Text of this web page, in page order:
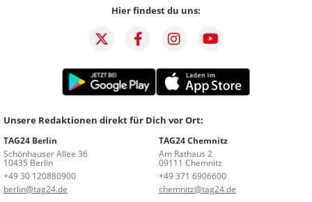
Hier findest du uns:
Unsere Redaktionen direkt für Dich vor Ort:
TAG24 Berlin
Schönhauser Allee 36
10435 Berlin
+49 30 120880900
berlin@tag24.de
TAG24 Chemnitz
Am Rathaus 2
09111 Chemnitz
+49 371 6906600
chemnitz@tag24.de